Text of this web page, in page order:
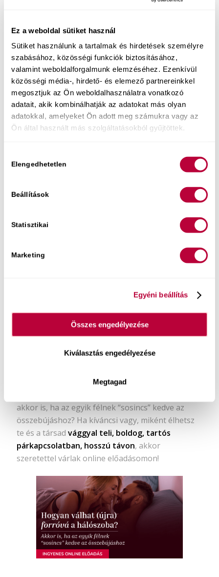
Ez a weboldal sütiket használ
Sütiket használunk a tartalmak és hirdetések személyre
szabásához, közösségi funkciók biztosításához,
valamint weboldalforgalmunk elemzéséhez. Ezenkívül
közösségi média-, hirdető- és elemező partnereinkkel
megosztjuk az Ön weboldalhasználatra vonatkozó
adatait, akik kombinálhatják az adatokat más olyan
adatokkal, amelyeket Ön adott meg számukra vagy az
Ön által használt más szolgáltatásokból gyűjtöttek.
kiválasztása
Elengedhetetlen
Beállítások
Statisztikai
Marketing
Egyéni beállítás
Összes engedélyezése
Kiválasztás engedélyezése
Megtagad
Hogyan engedd szabadjára a benned lakozó
az ágyban? Ha szeretnéd megtudni, hogyan
teheted örömtelivé a szexuális életed éshogyan
tanulhatod meg élvezni a szexet, akkor
várlak szeretettel ingyenes online előadásomon!
Hogyan adj a párodnak észbontó szexuális
úgy hogy közben te is minden pillanatát
élvezed? Ha kíváncsi vagy hogyan engedd el a
ingyenes, 7 napos e-mail minikurzusban
akkor is, ha az egyik félnek “sosincs” kedve az
összebújáshoz? Ha kíváncsi vagy, miként élhetsz
te és a társad vággyal teli, boldog, tartós
párkapcsolatban, hosszú távon, akkor
szeretettel várlak online előadásomon!